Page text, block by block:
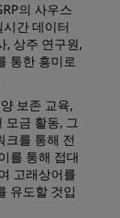
의 사우스
간 데이터
, 상주 연구원,
통한 흥미로
보존 교육,
모금 활동, 그
를 통해 전
를 통해 접대
고래상어를
유도할 것입